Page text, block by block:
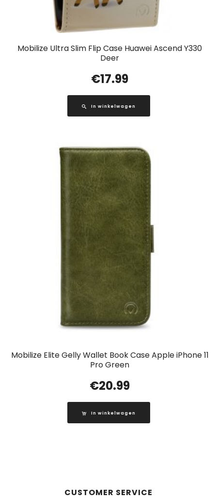
Mobilize Ultra Slim Flip Case Huawei Ascend Y330
Deer
€17.99
In winkelwagen
Mobilize Elite Gelly Wallet Book Case Apple iPhone 11
Pro Green
€20.99
In winkelwagen
CUSTOMER SERVICE